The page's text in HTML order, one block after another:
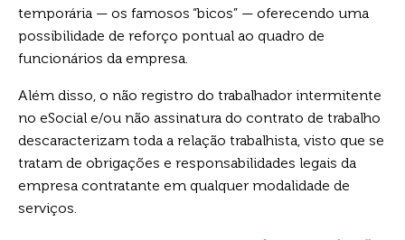
temporária — os famosos “bicos” — oferecendo uma
possibilidade de reforço pontual ao quadro de
funcionários da empresa.
Além disso, o não registro do trabalhador intermitente
no eSocial e/ou não assinatura do contrato de trabalho
descaracterizam toda a relação trabalhista, visto que se
tratam de obrigações e responsabilidades legais da
empresa contratante em qualquer modalidade de
serviços.